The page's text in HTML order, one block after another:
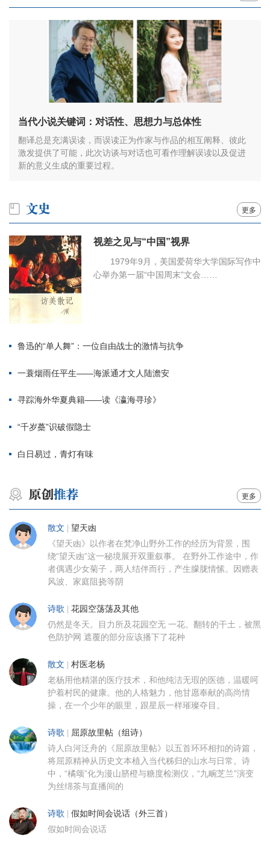
当代小说关键词：对话性、思想力与总体性
翻译总是充满误读，而误读正为作家与作品的相互阐释、彼此
激发提供了可能，此次访谈与对话也可看作理解误读以及促进
新的意义生成的重要过程。
更多
视差之见与“中国”视界
1979年9月，美国爱荷华大学国际写作中
心举办第一届“中国周末”文会……
鲁迅的“单人舞”：一位自由战士的激情与抗争
一蓑烟雨任平生——海派通才文人陆澹安
寻踪海外华夏典籍——读《瀛海寻珍》
“千岁蘽”识破假隐士
白日易过，青灯有味
更多
散文 望天凼
《望天凼》以作者在梵净山野外工作的经历为背景，围
绕“望天凼”这一秘境展开双重叙事。 在野外工作途中，作
者偶遇少女菊子，两人结伴而行，产生朦胧情愫。因赠表
风波、家庭阻挠等阴
诗歌 花园空荡荡及其他
仍然是冬天。目力所及花园空无 一花。翻转的干土，被黑
色防护网 遮覆的部分应该播下了花种
散文 村医老杨
老杨用他精湛的医疗技术，和他纯洁无瑕的医德，温暖呵
护着村民的健康。他的人格魅力，他甘愿奉献的高尚情
操，在一个少年的眼里，跟星辰一样璀璨夺目。
诗歌 屈原故里帖（组诗）
诗人白河泛舟的《屈原故里帖》以五首环环相扣的诗篇，
将屈原精神从历史文本植入当代秭归的山水与日常。诗
中，“橘颂”化为漫山脐橙与糖度检测仪，“九畹芝兰”演变
为丝绵茶与直播间的
诗歌 假如时间会说话（外三首）
假如时间会说话